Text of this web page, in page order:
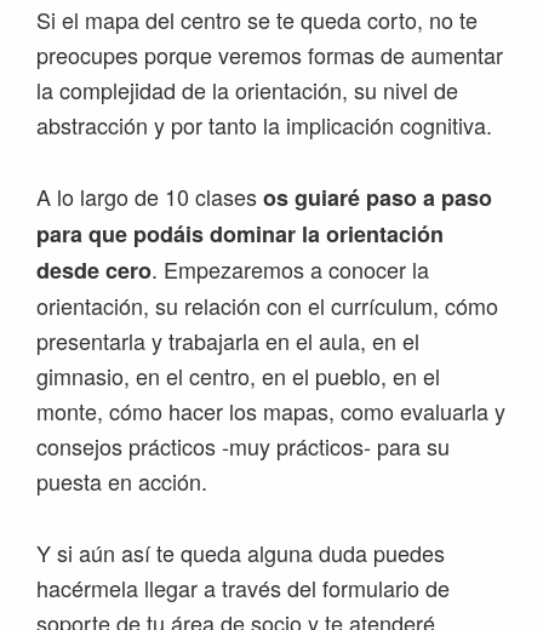
Si el mapa del centro se te queda corto, no te
preocupes porque veremos formas de aumentar
la complejidad de la orientación, su nivel de
abstracción y por tanto la implicación cognitiva.
A lo largo de 10 clasesos guiaré paso a paso
para que podáis dominar la orientación
desde cero. Empezaremos a conocer la
orientación, su relación con el currículum, cómo
presentarla y trabajarla en el aula, en el
gimnasio, en el centro, en el pueblo, en el
monte, cómo hacer los mapas, como evaluarla y
consejos prácticos -muy prácticos- para su
puesta en acción.
Y si aún así te queda alguna duda puedes
hacérmela llegar a través del formulario de
soporte de tu área de socio y te atenderé